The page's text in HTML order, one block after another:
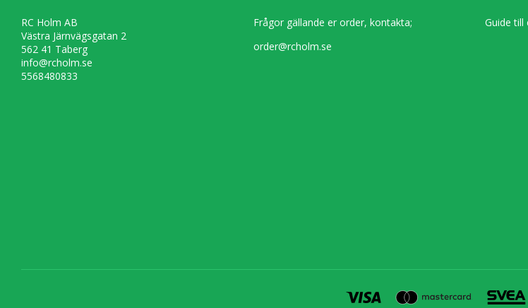
RC Holm AB
Västra Järnvägsgatan 2
562 41 Taberg
info@rcholm.se
5568480833
Frågor gällande er order, kontakta;
order@rcholm.se
Guide till